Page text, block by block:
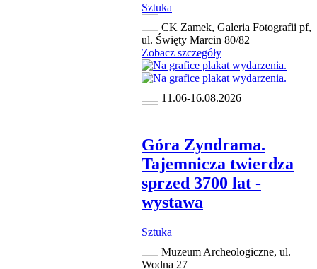
Sztuka
CK Zamek, Galeria Fotografii pf,
ul. Święty Marcin 80/82
Zobacz szczegóły
11.06-16.08.2026
Góra Zyndrama.
Tajemnicza twierdza
sprzed 3700 lat -
wystawa
Sztuka
Muzeum Archeologiczne, ul.
Wodna 27